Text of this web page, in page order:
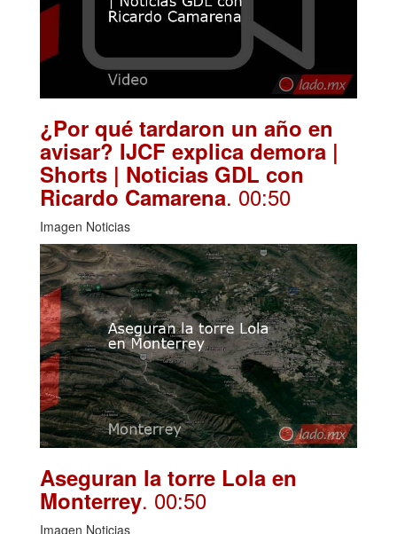
¿Por qué tardaron un año en
avisar? IJCF explica demora |
Shorts | Noticias GDL con
Ricardo Camarena. 00:50
Imagen Noticias
Aseguran la torre Lola en
Monterrey. 00:50
Imagen Noticias